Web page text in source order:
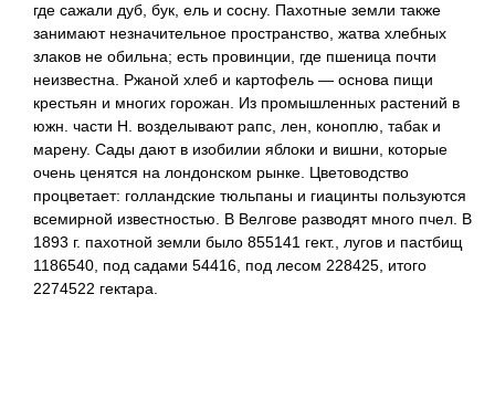
где сажали дуб, бук, ель и сосну. Пахотные земли также
занимают незначительное пространство, жатва хлебных
злаков не обильна; есть провинции, где пшеница почти
неизвестна. Ржаной хлеб и картофель — основа пищи
крестьян и многих горожан. Из промышленных растений в
южн. части Н. возделывают рапс, лен, коноплю, табак и
марену. Сады дают в изобилии яблоки и вишни, которые
очень ценятся на лондонском рынке. Цветоводство
процветает: голландские тюльпаны и гиацинты пользуются
всемирной известностью. В Велгове разводят много пчел. В
1893 г. пахотной земли было 855141 гект., лугов и пастбищ
1186540, под садами 54416, под лесом 228425, итого
2274522 гектара.